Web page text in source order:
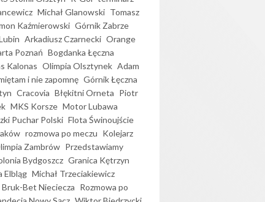
Michał Glanowski Tomasz
Kaźmierowski Górnik Zabrze
Arkadiusz Czarnecki Orange
Poznań Bogdanka Łęczna
Kalonas Olimpia Olsztynek Adam
i nie zapomnę Górnik Łęczna
Cracovia Błękitni Orneta Piotr
MKS Korsze Motor Lubawa
Puchar Polski Flota Świnoujście
rozmowa po meczu Kolejarz
Zambrów Przedstawiamy
Bydgoszcz Granica Kętrzyn
Elbląg Michał Trzeciakiewicz
Bruk-Bet Nieciecza Rozmowa po